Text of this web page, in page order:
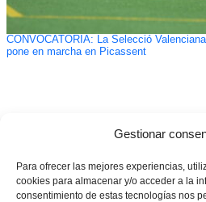
Gestionar
Para ofrecer las mejores experiencias,
cookies para almacenar y/o acceder a la
consentimiento de estas tecnologías nos
CONVOCATORIA: La Selecció
pone en marcha en Picassent